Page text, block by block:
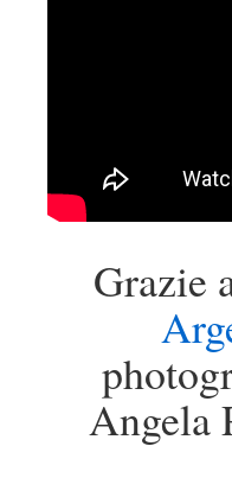
Grazie
Angela